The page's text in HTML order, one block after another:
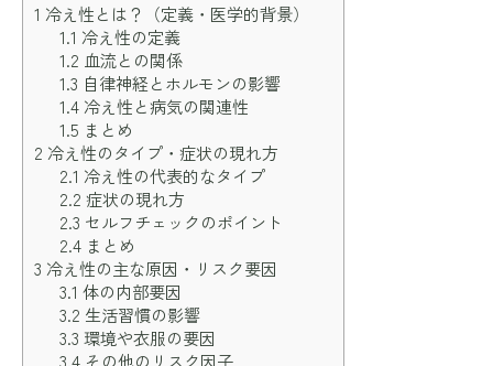
1 冷え性とは？（定義・医学的背景）
1.1 冷え性の定義
1.2 血流との関係
1.3 自律神経とホルモンの影響
1.4冷え性と病気の関連性
1.5 まとめ
2 冷え性のタイプ・症状の現れ方
2.1 冷え性の代表的なタイプ
2.2 症状の現れ方
2.3 セルフチェックのポイント
2.4まとめ
3 冷え性の主な原因・リスク要因
3.1 体の内部要因
3.2 生活習慣の影響
3.3 環境や衣服の要因
3.4その他のリスク因子